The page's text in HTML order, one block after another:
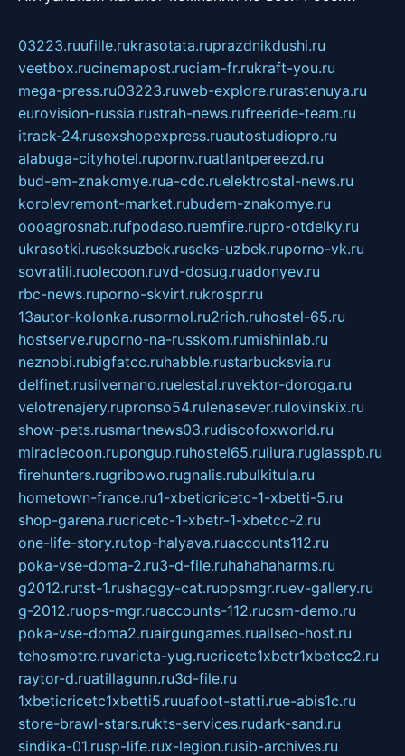
03223.ruufille.rukrasotata.ruprazdnikdushi.ru
veetbox.rucinemapost.ruciam-fr.rukraft-you.ru
mega-press.ru03223.ruweb-explore.rurastenuya.ru
eurovision-russia.rustrah-news.rufreeride-team.ru
itrack-24.rusexshopexpress.ruautostudiopro.ru
alabuga-cityhotel.rupornv.ruatlantpereezd.ru
bud-em-znakomye.rua-cdc.ruelektrostal-news.ru
korolevremont-market.rubudem-znakomye.ru
oooagrosnab.rufpodaso.ruemfire.rupro-otdelky.ru
ukrasotki.ruseksuzbek.ruseks-uzbek.ruporno-vk.ru
sovratili.ruolecoon.ruvd-dosug.ruadonyev.ru
rbc-news.ruporno-skvirt.rukrospr.ru
13autor-kolonka.rusormol.ru2rich.ruhostel-65.ru
hostserve.ruporno-na-russkom.rumishinlab.ru
neznobi.rubigfatcc.ruhabble.rustarbucksvia.ru
delfinet.rusilvernano.ruelestal.ruvektor-doroga.ru
velotrenajery.rupronso54.rulenasever.rulovinskix.ru
show-pets.rusmartnews03.rudiscofoxworld.ru
miraclecoon.rupongup.ruhostel65.ruliura.ruglasspb.ru
firehunters.rugribowo.rugnalis.rubulkitula.ru
hometown-france.ru1-xbeticricetc-1-xbetti-5.ru
shop-garena.rucricetc-1-xbetr-1-xbetcc-2.ru
one-life-story.rutop-halyava.ruaccounts112.ru
poka-vse-doma-2.ru3-d-file.ruhahahaharms.ru
g2012.rutst-1.rushaggy-cat.ruopsmgr.ruev-gallery.ru
g-2012.ruops-mgr.ruaccounts-112.rucsm-demo.ru
poka-vse-doma2.ruairgungames.ruallseo-host.ru
tehosmotre.ruvarieta-yug.rucricetc1xbetr1xbetcc2.ru
raytor-d.ruatillagunn.ru3d-file.ru
1xbeticricetc1xbetti5.ruuafoot-statti.rue-abis1c.ru
store-brawl-stars.rukts-services.rudark-sand.ru
sindika-01.rusp-life.rux-legion.rusib-archives.ru